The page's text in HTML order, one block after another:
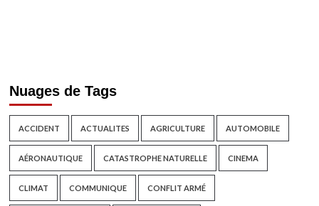
Nuages de Tags
ACCIDENT ACTUALITES AGRICULTURE AUTOMOBILE
AÉRONAUTIQUE CATASTROPHE NATURELLE CINEMA
CLIMAT COMMUNIQUE CONFLIT ARMÉ